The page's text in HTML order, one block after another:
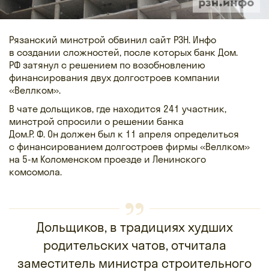
Рязанский минстрой обвинил сайт РЗН. Инфо
в создании сложностей, после которых банк Дом.
РФ затянул с решением по возобновлению
финансирования двух долгостроев компании
«Веллком».
В чате дольщиков, где находится 241 участник,
минстрой спросили о решении банка
Дом.Р. Ф. Он должен был к 11 апреля определиться
с финансированием долгостроев фирмы «Веллком»
на 5-м Коломенском проезде и Ленинского
комсомола.
Дольщиков, в традициях худших
родительских чатов, отчитала
заместитель министра строительного